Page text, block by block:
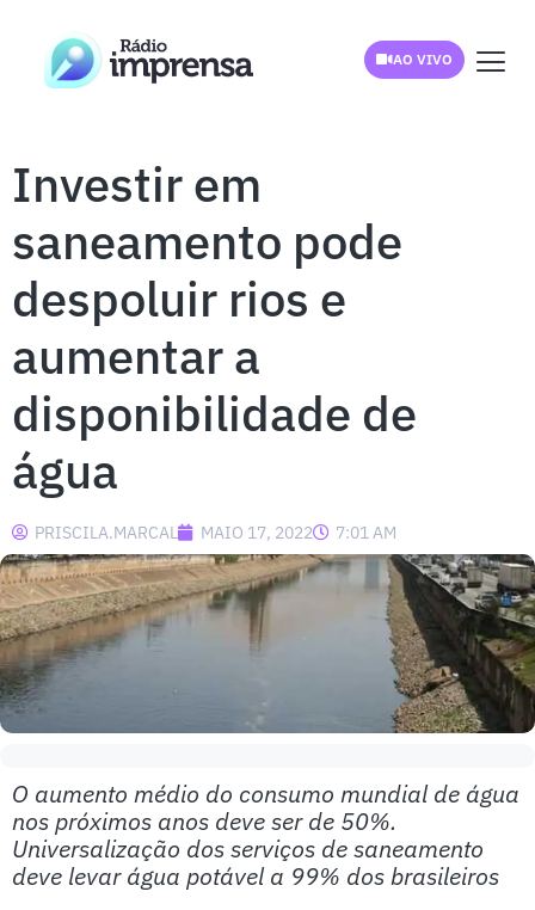
AO VIVO
Investir em
saneamento pode
despoluir rios e
aumentar a
disponibilidade de
água
PRISCILA.MARCAL MAIO 17, 2022 7:01 AM
O aumento médio do consumo mundial de água
nos próximos anos deve ser de 50%.
Universalização dos serviços de saneamento
deve levar água potável a 99% dos brasileiros